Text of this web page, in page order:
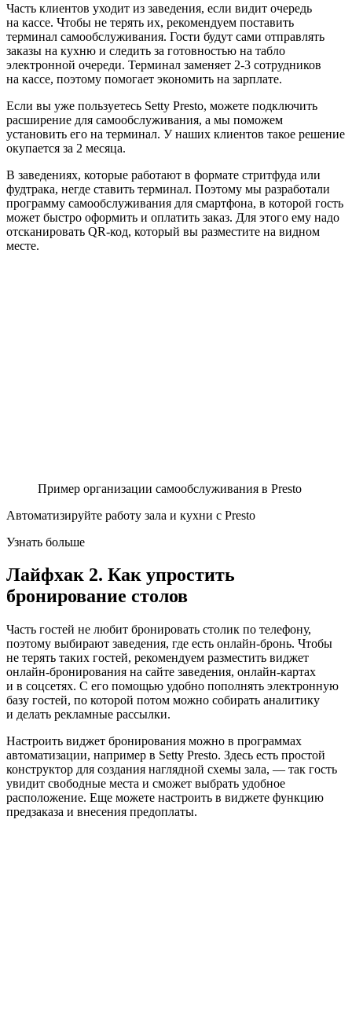
Часть клиентов уходит из заведения, если видит очередь
на кассе. Чтобы не терять их, рекомендуем поставить
терминал самообслуживания. Гости будут сами отправлять
заказы на кухню и следить за готовностью на табло
электронной очереди. Терминал заменяет 2‑3 сотрудников
на кассе, поэтому помогает экономить на зарплате.
Если вы уже пользуетесь Setty Presto, можете подключить
расширение для самообслуживания, а мы поможем
установить его на терминал. У наших клиентов такое решение
окупается за 2 месяца.
В заведениях, которые работают в формате стритфуда или
фудтрака, негде ставить терминал. Поэтому мы разработали
программу самообслуживания для смартфона, в которой гость
может быстро оформить и оплатить заказ. Для этого ему надо
отсканировать QR‑код, который вы разместите на видном
месте.
Пример организации самообслуживания в Presto
Автоматизируйте работу зала и кухни с Presto
Узнать больше
Лайфхак 2. Как упростить
бронирование столов
Часть гостей не любит бронировать столик по телефону,
поэтому выбирают заведения, где есть онлайн‑бронь. Чтобы
не терять таких гостей, рекомендуем разместить виджет
онлайн‑бронирования на сайте заведения, онлайн‑картах
и в соцсетях. С его помощью удобно пополнять электронную
базу гостей, по которой потом можно собирать аналитику
и делать рекламные рассылки.
Настроить виджет бронирования можно в программах
автоматизации, например в Setty Presto. Здесь есть простой
конструктор для создания наглядной схемы зала, — так гость
увидит свободные места и сможет выбрать удобное
расположение. Еще можете настроить в виджете функцию
предзаказа и внесения предоплаты.